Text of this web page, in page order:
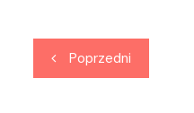
Nawigacja
wpisu
Poprzedni